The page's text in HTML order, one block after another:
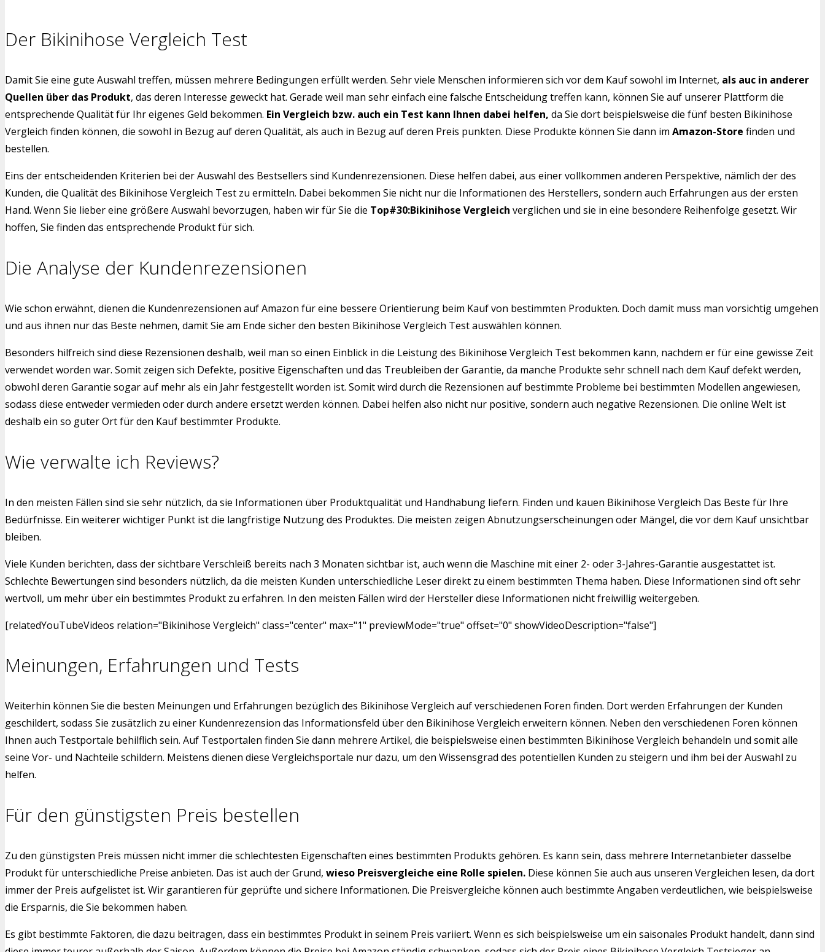
Der Bikinihose Vergleich Test
Damit Sie eine gute Auswahl treffen, müssen mehrere Bedingungen erfüllt werden. Sehr viele Menschen informieren sich vor dem Kauf sowohl im Internet, als auc in anderer
Quellen über das Produkt, das deren Interesse geweckt hat. Gerade weil man sehr einfach eine falsche Entscheidung treffen kann, können Sie auf unserer Plattform die
entsprechende Qualität für Ihr eigenes Geld bekommen. Ein Vergleich bzw. auch ein Test kann Ihnen dabei helfen, da Sie dort beispielsweise die fünf besten Bikinihose
Vergleich finden können, die sowohl in Bezug auf deren Qualität, als auch in Bezug auf deren Preis punkten. Diese Produkte können Sie dann im Amazon-Store finden und
bestellen.
Eins der entscheidenden Kriterien bei der Auswahl des Bestsellers sind Kundenrezensionen. Diese helfen dabei, aus einer vollkommen anderen Perspektive, nämlich der des
Kunden, die Qualität des Bikinihose Vergleich Test zu ermitteln. Dabei bekommen Sie nicht nur die Informationen des Herstellers, sondern auch Erfahrungen aus der ersten
Hand. Wenn Sie lieber eine größere Auswahl bevorzugen, haben wir für Sie die Top#30:Bikinihose Vergleich verglichen und sie in eine besondere Reihenfolge gesetzt. Wir
hoffen, Sie finden das entsprechende Produkt für sich.
Die Analyse der Kundenrezensionen
Wie schon erwähnt, dienen die Kundenrezensionen auf Amazon für eine bessere Orientierung beim Kauf von bestimmten Produkten. Doch damit muss man vorsichtig umgehen
und aus ihnen nur das Beste nehmen, damit Sie am Ende sicher den besten Bikinihose Vergleich Test auswählen können.
Besonders hilfreich sind diese Rezensionen deshalb, weil man so einen Einblick in die Leistung des Bikinihose Vergleich Test bekommen kann, nachdem er für eine gewisse Zeit
verwendet worden war. Somit zeigen sich Defekte, positive Eigenschaften und das Treubleiben der Garantie, da manche Produkte sehr schnell nach dem Kauf defekt werden,
obwohl deren Garantie sogar auf mehr als ein Jahr festgestellt worden ist. Somit wird durch die Rezensionen auf bestimmte Probleme bei bestimmten Modellen angewiesen,
sodass diese entweder vermieden oder durch andere ersetzt werden können. Dabei helfen also nicht nur positive, sondern auch negative Rezensionen. Die online Welt ist
deshalb ein so guter Ort für den Kauf bestimmter Produkte.
Wie verwalte ich Reviews?
In den meisten Fällen sind sie sehr nützlich, da sie Informationen über Produktqualität und Handhabung liefern. Finden und kauen Bikinihose Vergleich Das Beste für Ihre
Bedürfnisse. Ein weiterer wichtiger Punkt ist die langfristige Nutzung des Produktes. Die meisten zeigen Abnutzungserscheinungen oder Mängel, die vor dem Kauf unsichtbar
bleiben.
Viele Kunden berichten, dass der sichtbare Verschleiß bereits nach 3 Monaten sichtbar ist, auch wenn die Maschine mit einer 2- oder 3-Jahres-Garantie ausgestattet ist.
Schlechte Bewertungen sind besonders nützlich, da die meisten Kunden unterschiedliche Leser direkt zu einem bestimmten Thema haben. Diese Informationen sind oft sehr
wertvoll, um mehr über ein bestimmtes Produkt zu erfahren. In den meisten Fällen wird der Hersteller diese Informationen nicht freiwillig weitergeben.
[relatedYouTubeVideos relation="Bikinihose Vergleich" class="center" max="1" previewMode="true" offset="0" showVideoDescription="false"]
Meinungen, Erfahrungen und Tests
Weiterhin können Sie die besten Meinungen und Erfahrungen bezüglich des Bikinihose Vergleich auf verschiedenen Foren finden. Dort werden Erfahrungen der Kunden
geschildert, sodass Sie zusätzlich zu einer Kundenrezension das Informationsfeld über den Bikinihose Vergleich erweitern können. Neben den verschiedenen Foren können
Ihnen auch Testportale behilflich sein. Auf Testportalen finden Sie dann mehrere Artikel, die beispielsweise einen bestimmten Bikinihose Vergleich behandeln und somit alle
seine Vor- und Nachteile schildern. Meistens dienen diese Vergleichsportale nur dazu, um den Wissensgrad des potentiellen Kunden zu steigern und ihm bei der Auswahl zu
helfen.
Für den günstigsten Preis bestellen
Zu den günstigsten Preis müssen nicht immer die schlechtesten Eigenschaften eines bestimmten Produkts gehören. Es kann sein, dass mehrere Internetanbieter dasselbe
Produkt für unterschiedliche Preise anbieten. Das ist auch der Grund, wieso Preisvergleiche eine Rolle spielen. Diese können Sie auch aus unseren Vergleichen lesen, da dort
immer der Preis aufgelistet ist. Wir garantieren für geprüfte und sichere Informationen. Die Preisvergleiche können auch bestimmte Angaben verdeutlichen, wie beispielsweise
die Ersparnis, die Sie bekommen haben.
Es gibt bestimmte Faktoren, die dazu beitragen, dass ein bestimmtes Produkt in seinem Preis variiert. Wenn es sich beispielsweise um ein saisonales Produkt handelt, dann sind